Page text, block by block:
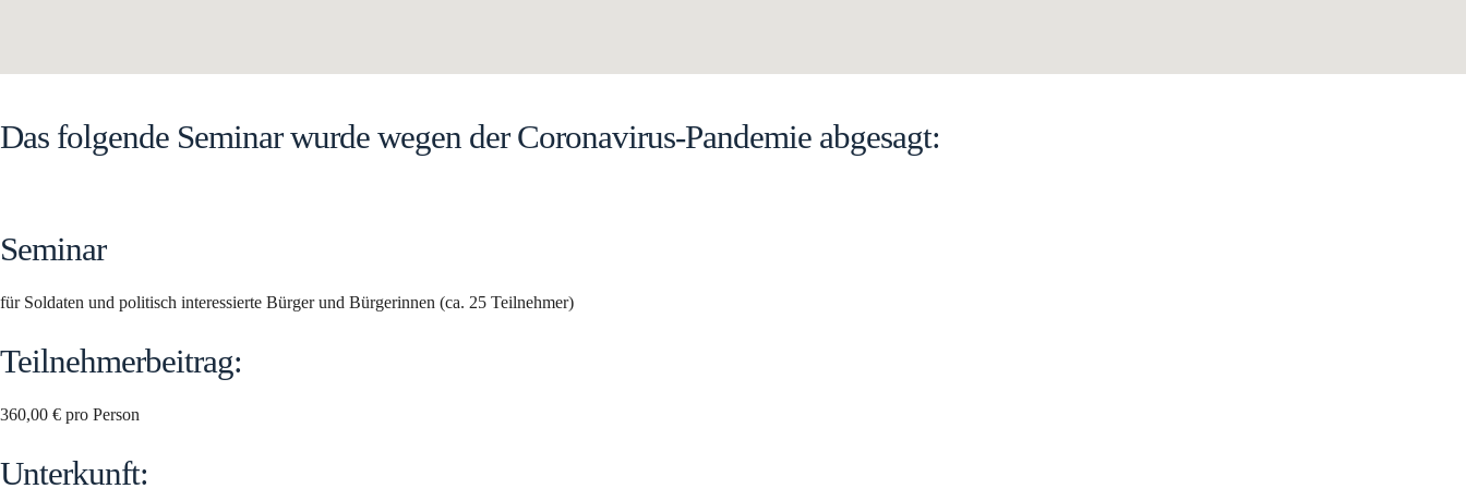
Das folgende Seminar wurde wegen der Coronavirus-Pandemie abgesagt:
Seminar
für Soldaten und politisch interessierte Bürger und Bürgerinnen (ca. 25 Teilnehmer)
Teilnehmerbeitrag:
360,00 € pro Person
Unterkunft: